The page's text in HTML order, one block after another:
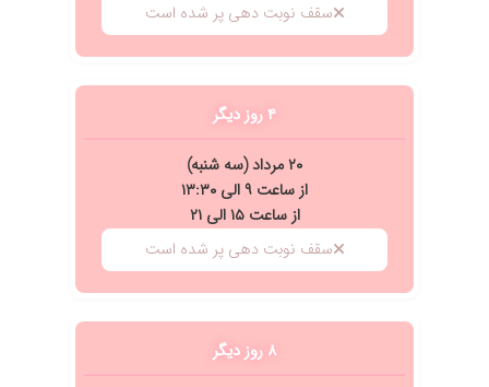
سقف نوبت دهی پر شده است
۴ روز دیگر
۲۰ مرداد (سه شنبه)
از ساعت ۹ الی ۱۳:۳۰
از ساعت ۱۵ الی ۲۱
سقف نوبت دهی پر شده است
۸ روز دیگر